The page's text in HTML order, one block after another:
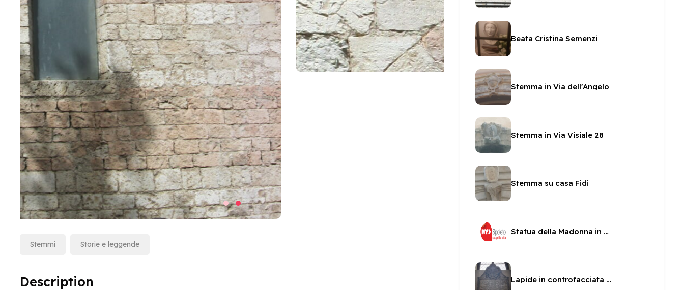
Stemmi Storie e leggende
Description
Beata Cristina Semenzi
Stemma in Via dell'Angelo
Stemma in Via Visiale 28
Stemma su casa Fidi
Statua della Madonna in una nicchia di San sabino
Lapide in controfacciata in San Sabino